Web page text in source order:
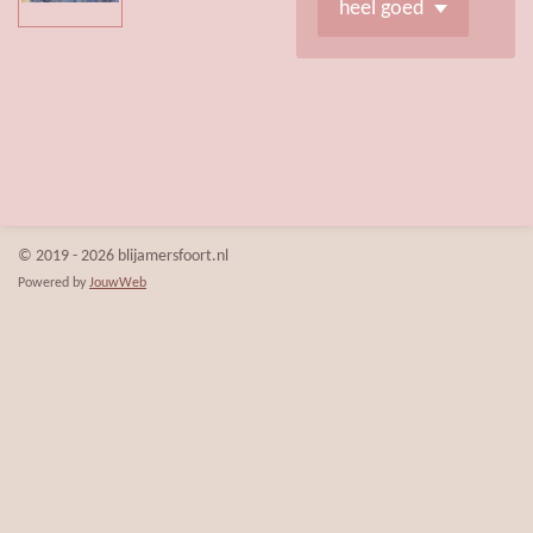
© 2019 - 2026 blijamersfoort.nl
Powered by JouwWeb